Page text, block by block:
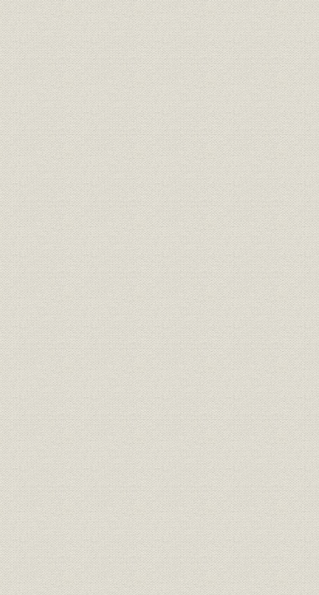
スタジオも最新式で
II. 不安と熱気の草創期 1951年(昭26)~1955年(昭30)
1. ABC本放送スタート
試験放送を開始
連続徹夜で本放送へ
前夜祭もうわの空
開局第一声
初日から事故続出
2. “報道のABC”目指して
失敗に学びながら
“音入りニュース”とデンスケ
肩身の狭いニュース取材
広がるネットワーク
舞鶴大報道合戦
☆[コラムまたは付表]トチリ大全集
3. アイデア勝負の番組つくり
新機軸のプロ野球解説
夏の甲子園事始め
天竜三郎の登場
ヒット曲の宝庫『ホームソング』誕生